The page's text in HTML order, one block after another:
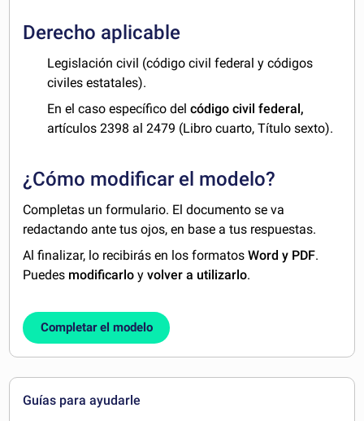
Derecho aplicable
Legislación civil (código civil federal y códigos
civiles estatales).
En el caso específico delcódigo civil federal,
artículos 2398 al 2479 (Libro cuarto, Título sexto).
¿Cómo modificar el modelo?
Completas un formulario. El documento se va
redactando ante tus ojos, en base a tus respuestas.
Al finalizar, lo recibirás en los formatosWord y PDF.
Puedes modificarlo yvolver a utilizarlo.
Completar el modelo
Guías para ayudarle